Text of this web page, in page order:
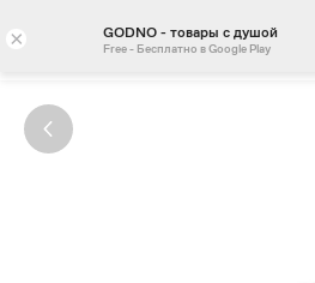
× GODNO - товары с душой
Free - Бесплатно в Google Play